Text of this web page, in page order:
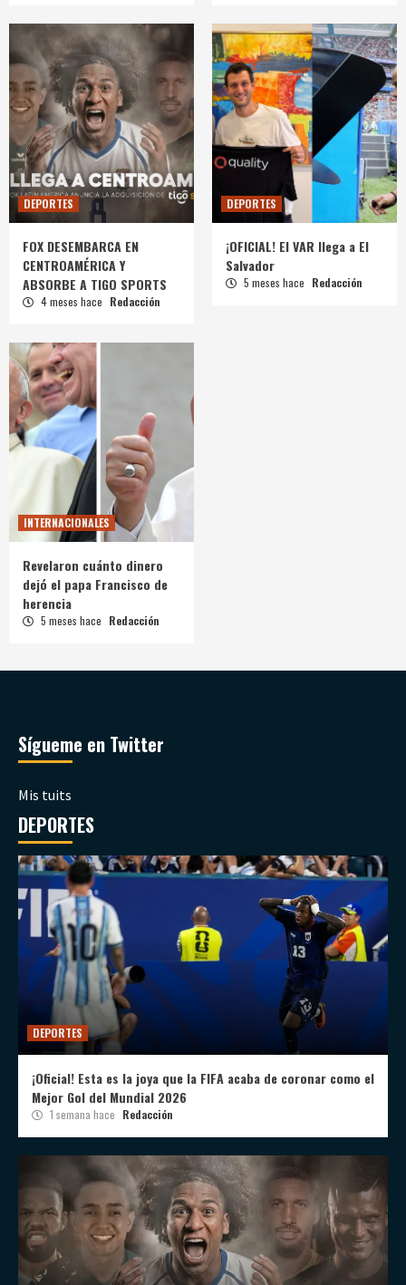
DEPORTES
FOX DESEMBARCA EN
CENTROAMÉRICA Y
ABSORBE A TIGO SPORTS
4 meses hace Redacción
DEPORTES
¡OFICIAL! El VAR llega a El
Salvador
5 meses hace Redacción
INTERNACIONALES
Revelaron cuánto dinero
dejó el papa Francisco de
herencia
5 meses hace Redacción
Sígueme en Twitter
Mis tuits
DEPORTES
DEPORTES
¡Oficial! Esta es la joya que la FIFA acaba de coronar como el
Mejor Gol del Mundial 2026
1 semana hace Redacción